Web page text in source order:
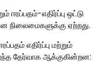
ஈரப்பதம்-எதிர்ப்பு ஒட்டு
நிலைமைகளுக்கு ஏற்றது.
எதிர்ப்பு மற்றும்
தேர்வாக ஆக்குகின்றன: